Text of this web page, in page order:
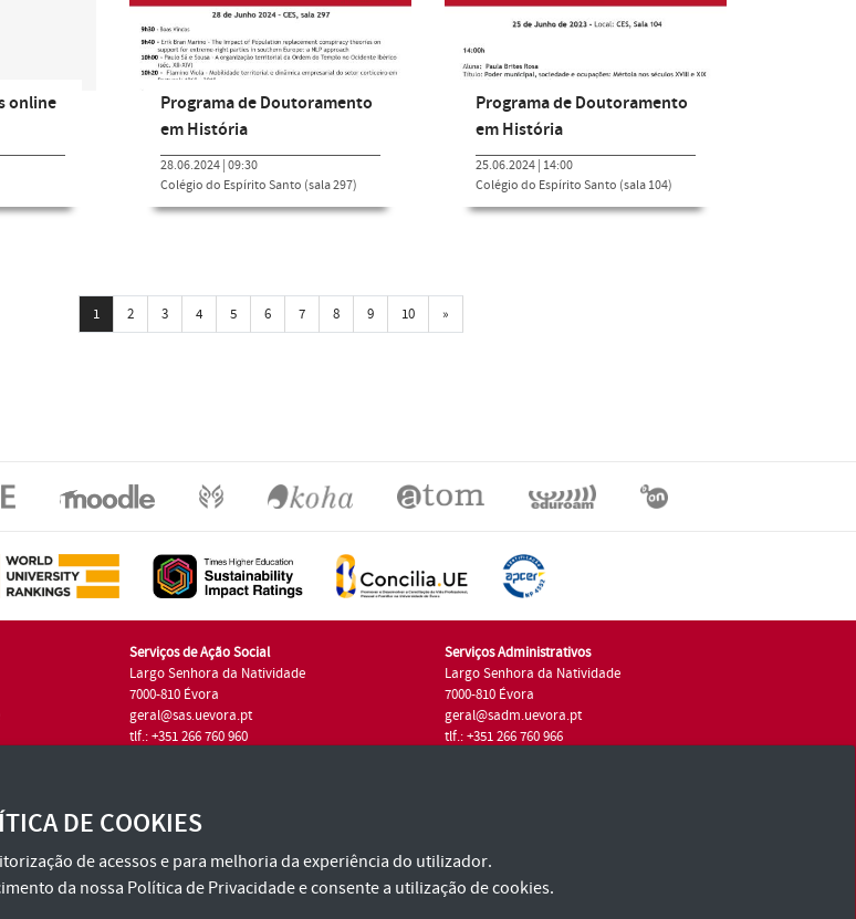
online
Programa de Doutoramento
em História
28.06.2024 | 09:30
Colégio do Espírito Santo (sala 297)
Programa de Doutoramento
em História
25.06.2024 | 14:00
Colégio do Espírito Santo (sala 104)
1 2 3 4 5 6 7 8 9 10 »Próxima
Serviços de Ação Social
Largo Senhora da Natividade
7000-810 Évora
geral@sas.uevora.pt
tlf.: +351 266 760 960
Serviços Administrativos
Largo Senhora da Natividade
7000-810 Évora
geral@sadm.uevora.pt
tlf.: +351 266 760 966
DE COOKIES
de acessos e para melhoria da experiência do utilizador.
da nossa Política de Privacidadee consente a utilização de cookies.